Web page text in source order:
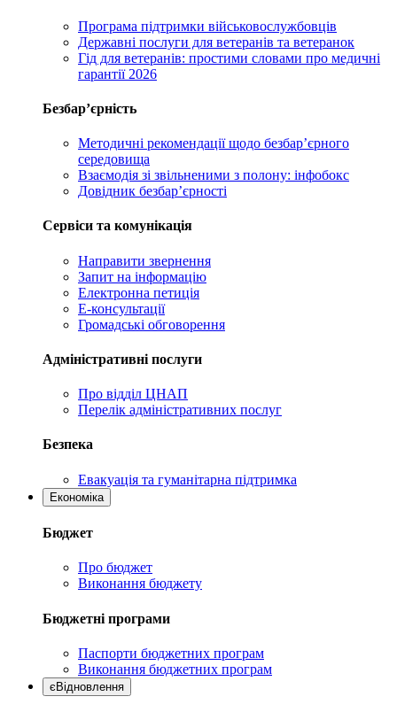
Програма підтримки військовослужбовців
Державні послуги для ветеранів та ветеранок
Гід для ветеранів: простими словами про медичні
гарантії 2026
Безбар’єрність
Методичні рекомендації щодо безбар’єрного
середовища
Взаємодія зі звільненими з полону: інфобокс
Довідник безбар’єрності
Сервіси та комунікація
Направити звернення
Запит на інформацію
Електронна петиція
Е-консультації
Громадські обговорення
Адміністративні послуги
Про відділ ЦНАП
Перелік адміністративних послуг
Безпека
Евакуація та гуманітарна підтримка
Економіка
Бюджет
Про бюджет
Виконання бюджету
Бюджетні програми
Паспорти бюджетних програм
Виконання бюджетних програм
єВідновлення